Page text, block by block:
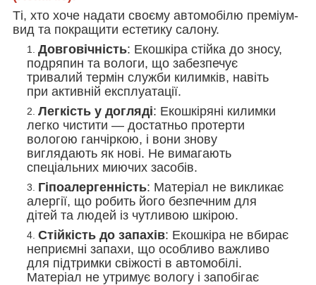
Ті, хто хоче надати своєму автомобілю преміум-
вид та покращити естетику салону.
Довговічність: Екошкіра стійка до зносу,
подряпин та вологи, що забезпечує
тривалий термін служби килимків, навіть
при активній експлуатації.
Легкість у догляді: Екошкіряні килимки
легко чистити — достатньо протерти
вологою ганчіркою, і вони знову
виглядають як нові. Не вимагають
спеціальних миючих засобів.
Гіпоалергенність: Матеріал не викликає
алергії, що робить його безпечним для
дітей та людей із чутливою шкірою.
Стійкість до запахів: Екошкіра не вбирає
неприємні запахи, що особливо важливо
для підтримки свіжості в автомобілі.
Матеріал не утримує вологу і запобігає